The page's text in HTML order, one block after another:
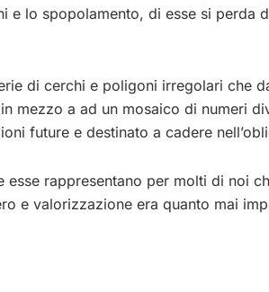
e lo spopolamento, di esse si perda
di cerchi e poligoni irregolari che
mezzo a ad un mosaico di numeri
future e destinato a cadere
esse rappresentano per molti di noi
e valorizzazione era quanto mai